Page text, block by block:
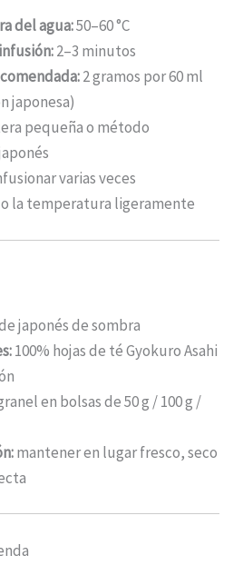
del agua:50–60 °C
2–3 minutos
2 gramos por 60 ml
japonesa)
pequeña o método
varias veces
la temperatura ligeramente
japonés de sombra
100% hojas de té Gyokuro Asahi
en bolsas de 50 g / 100 g /
mantener en lugar fresco, seco